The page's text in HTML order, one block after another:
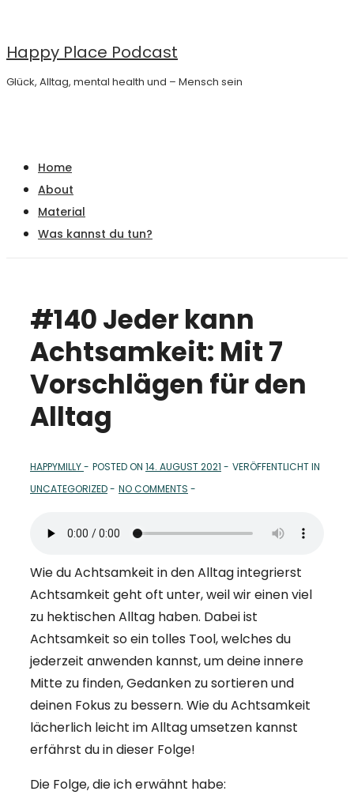
Inhalt
Happy Place Podcast
Glück, Alltag, mental health und – Mensch sein
Navigation
Home
About
Material
Was kannst du tun?
#140 Jeder kann
Achtsamkeit: Mit 7
Vorschlägen für den
Alltag
HAPPYMILLY POSTED ON 14. AUGUST 2021
VERÖFFENTLICHT IN
UNCATEGORIZED
NO COMMENTS
Wie du Achtsamkeit in den Alltag integrierst
Achtsamkeit geht oft unter, weil wir einen viel
zu hektischen Alltag haben. Dabei ist
Achtsamkeit so ein tolles Tool, welches du
jederzeit anwenden kannst, um deine innere
Mitte zu finden, Gedanken zu sortieren und
deinen Fokus zu bessern. Wie du Achtsamkeit
lächerlich leicht im Alltag umsetzen kannst
erfährst du in dieser Folge!
Die Folge, die ich erwähnt habe: